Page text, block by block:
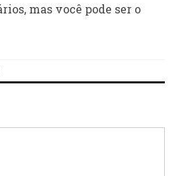
mas você pode ser o